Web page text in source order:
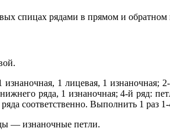
спицах рядами в прямом и обратном
изнаночная, 1 лицевая, 1 изнаночная;
ряда, 1 изнаночная; 4-й ряд:
соответственно. Выполнить 1 раз
— изнаночные петли.